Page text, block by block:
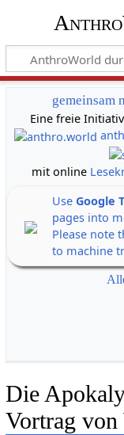
gemeinsam
Eine freie
mit online
Use Google
pages into
Please note
to machine
Die
Vortrag von